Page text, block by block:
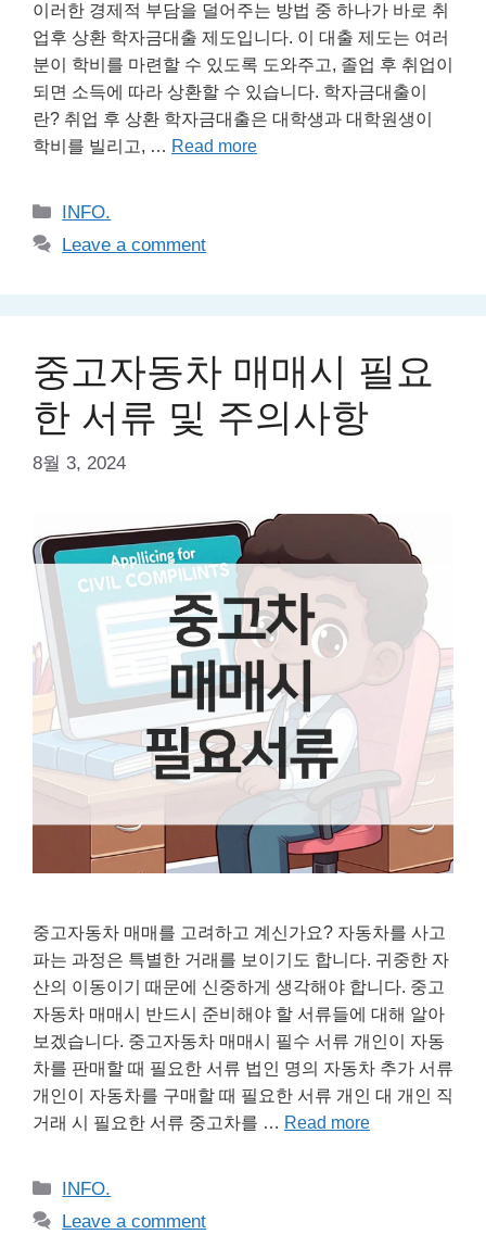
이러한 경제적 부담을 덜어주는 방법 중 하나가 바로 취
업후 상환 학자금대출 제도입니다. 이 대출 제도는 여러
분이 학비를 마련할 수 있도록 도와주고, 졸업 후 취업이
되면 소득에 따라 상환할 수 있습니다. 학자금대출이
란? 취업 후 상환 학자금대출은 대학생과 대학원생이
학비를 빌리고, … Read more
Categories
INFO.
Leave a comment
중고자동차 매매시 필요
한 서류 및 주의사항
8월 3, 2024
중고자동차 매매를 고려하고 계신가요? 자동차를 사고
파는 과정은 특별한 거래를 보이기도 합니다. 귀중한 자
산의 이동이기 때문에 신중하게 생각해야 합니다. 중고
자동차 매매시 반드시 준비해야 할 서류들에 대해 알아
보겠습니다. 중고자동차 매매시 필수 서류 개인이 자동
차를 판매할 때 필요한 서류 법인 명의 자동차 추가 서류
개인이 자동차를 구매할 때 필요한 서류 개인 대 개인 직
거래 시 필요한 서류 중고차를 … Read more
Categories
INFO.
Leave a comment